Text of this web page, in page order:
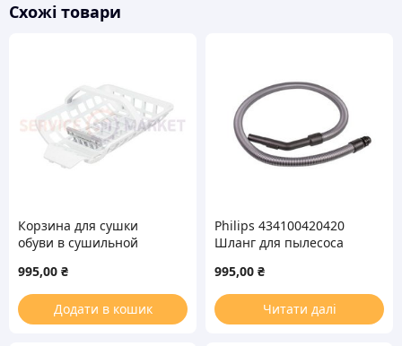
Схожі товари
Корзина для сушки
обуви в сушильной
995,00 ₴
Додати в кошик
Philips 434100420420
Шланг для пылесоса
995,00 ₴
Читати далі